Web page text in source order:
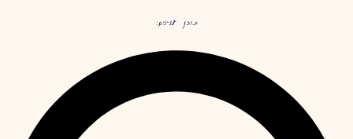
תוכן עניינים: